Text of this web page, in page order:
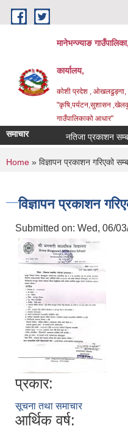
Skip to main content
मानेभन्ज्याङ
कार्यालय,
कोशी प्रदेश , ओखलढुङ्गा,
"कृषि,पर्यटन,सुशासन
गाउँपालिकाको आधार"
समाचार नतिजा प्रकाशन
You are here
Home » विज्ञापन प्रकाशन गरिएको
विज्ञापन प्रकाशन
Submitted on: Wed, 06/
प्रकार:
सूचना तथा समाचार
आर्थिक वर्ष: